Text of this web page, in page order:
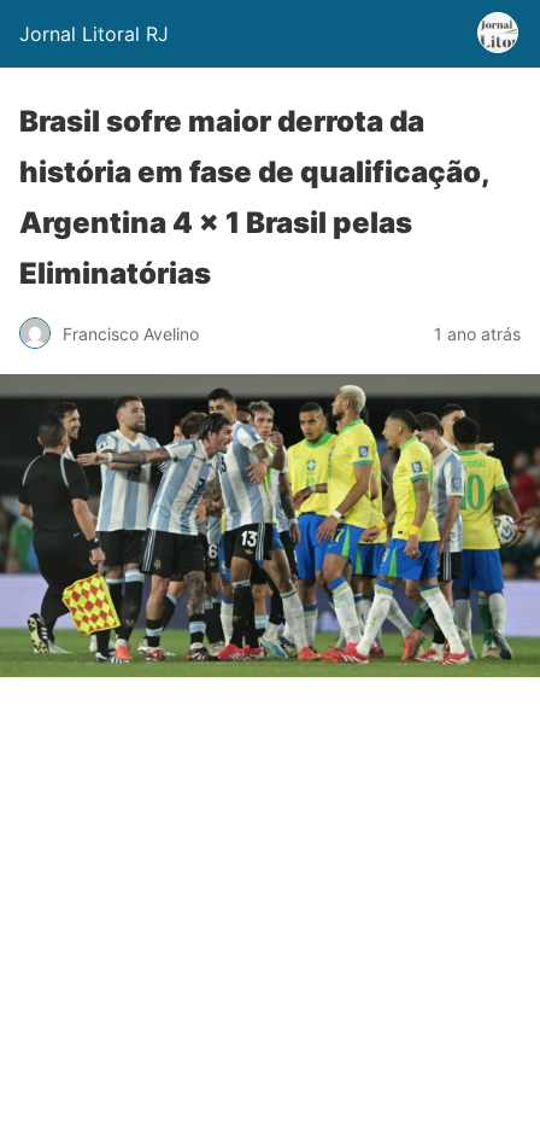
Jornal Litoral RJ
Brasil sofre maior derrota da
história em fase de qualificação,
Argentina 4 x 1 Brasil pelas
Eliminatórias
Francisco Avelino 1 ano atrás